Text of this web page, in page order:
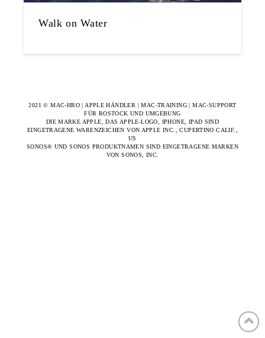
Walk on Water
2021 © MAC-HRO | APPLE HÄNDLER | MAC-TRAINING | MAC-SUPPORT
FÜR ROSTOCK UND UMGEBUNG
DIE MARKE APPLE, DAS APPLE-LOGO, IPHONE, IPAD SIND
EINGETRAGENE WARENZEICHEN VON APPLE INC., CUPERTINO CALIF.,
US
SONOS® UND SONOS PRODUKTNAMEN SIND EINGETRAGENE MARKEN
VON SONOS, INC.